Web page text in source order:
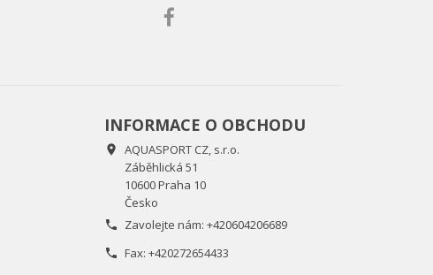
INFORMACE O OBCHODU

AQUASPORT CZ, s.r.o.
Záběhlická 51
10600 Praha 10
Česko
 Zavolejte nám: +420604206689
 Fax: +420272654433